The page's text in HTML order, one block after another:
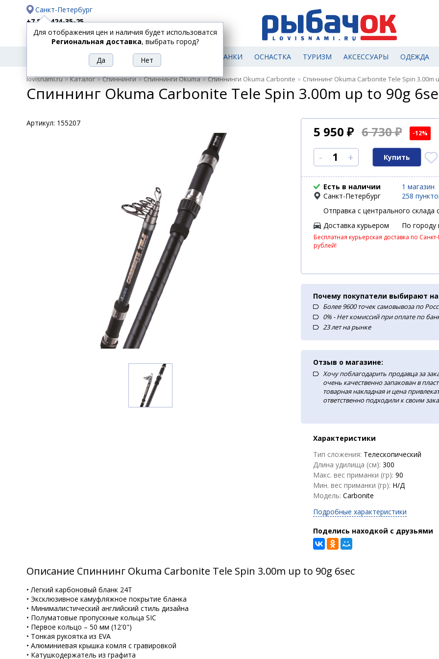
Санкт-Петербург
+7 812 424-35-25
Доставка
Оплата
Для отображения цен и наличия будет использоватся
Региональная доставка, выбрать город?
РЫБОЛОВНЫЕ
ТОВАРЫ
СПИННИНГИ КАТУШКИ ПРИМАНКИ ОСНАСТКА ТУРИЗМ АКСЕССУАРЫ ОДЕЖДА
lovisnami.ru»Каталог»Спиннинги»Спиннинги Okuma»Спиннинги Okuma Carbonite » Спиннинг Okuma Carbonite Tele Spin 3.00m
Спиннинг Okuma Carbonite Tele Spin 3.00m up to 90g
Артикул: 155207
5 950 ₽ 6 730 ₽ -12%
- +
Есть в наличии
1 магазин
Санкт-Петербург
258
Отправка с центрального склада
Доставка курьером
По
Бесплатная курьерская доставка по
рублей!
Почему покупатели выбирают
Более 9600 точек самовывоза по
0% - Нет комиссий при оплате по
23 лет на рынке
Отзыв о магазине:
Хочу поблагодарить продавца за
очень качественно запакован в
товарная накладная и цена
ответственно подходили к своим
Характеристики
Тип сложения: Телескопический
Длина удилища (см): 300
Макс. вес приманки (гр): 90
Мин. вес приманки (гр): Н/Д
Модель: Carbonite
Подробные характеристики
Поделись находкой с друзьями
Описание Спиннинг Okuma Carbonite Tele Spin 3.00m up to 90g 6sec
• Легкий карбоновый бланк 24T
• Эксклюзивное камуфляжное покрытие бланка
• Минималистический английский стиль дизайна
• Полуматовые пропускные кольца SIC
• Первое кольцо – 50 мм (12'0")
• Тонкая рукоятка из EVA
• Алюминиевая крышка комля с гравировкой
• Катушкодержатель из графита